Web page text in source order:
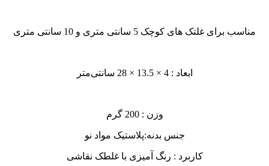
مناسب برای غلتک های کوچک 5 سانتی متری و 10 سانتی متری
ابعاد : 4 × 13.5 × 28 سانتی‌متر
وزن : 200 گرم
جنس بدنه:پلاستیک مواد نو
کاربرد : رنگ آمیزی با غلطک نقاشی